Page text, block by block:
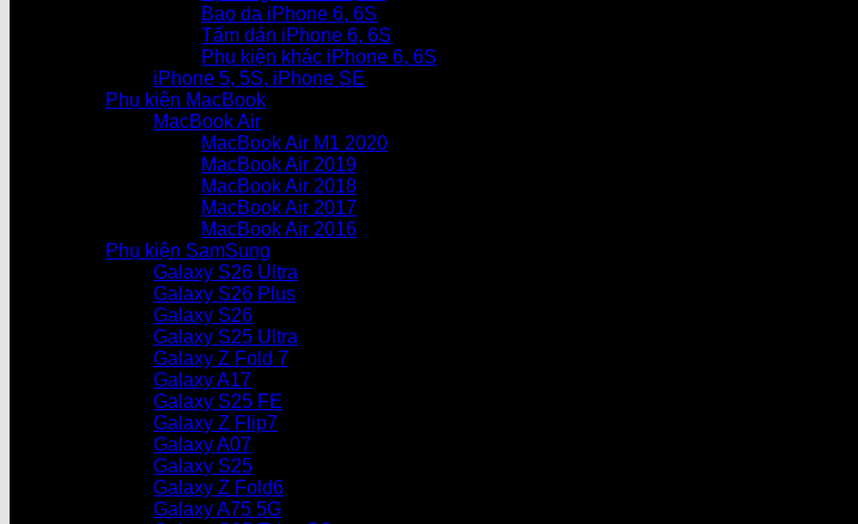
Bao da iPhone 6, 6S
Tấm dán iPhone 6, 6S
Phụ kiện khác iPhone 6, 6S
iPhone 5, 5S, iPhone SE
Phụ kiện MacBook
MacBook Air
MacBook Air M1 2020
MacBook Air 2019
MacBook Air 2018
MacBook Air 2017
MacBook Air 2016
Phụ kiện SamSung
Galaxy S26 Ultra
Galaxy S26 Plus
Galaxy S26
Galaxy S25 Ultra
Galaxy Z Fold 7
Galaxy A17
Galaxy S25 FE
Galaxy Z Flip7
Galaxy A07
Galaxy S25
Galaxy Z Fold6
Galaxy A75 5G